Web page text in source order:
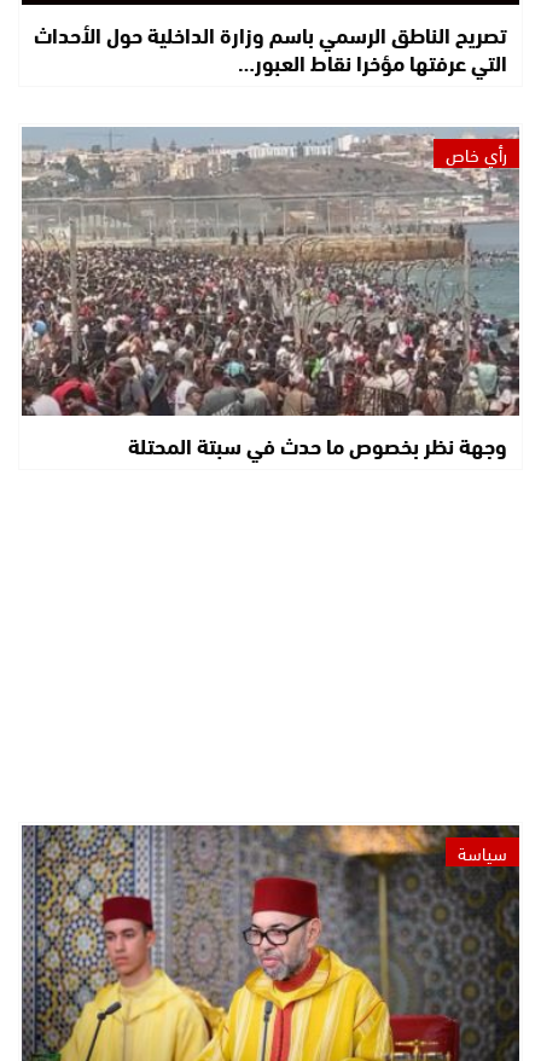
تصريح الناطق الرسمي باسم وزارة الداخلية حول الأحداث
التي عرفتها مؤخرا نقاط العبور…
رأي خاص
وجهة نظر بخصوص ما حدث في سبتة المحتلة
سياسة